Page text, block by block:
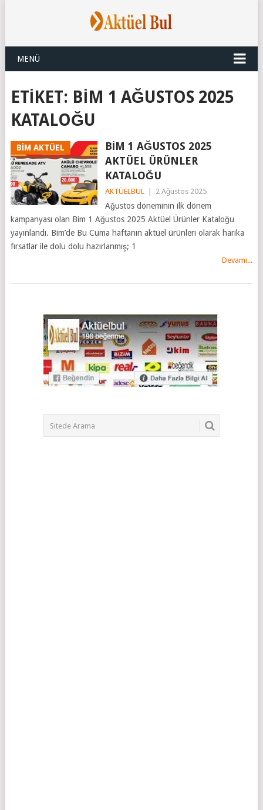
MENÜ
ETIKET: BIM 1 AĞUSTOS 2025
KATALOĞU
BİM AKTÜEL
BİM 1 AĞUSTOS 2025
AKTÜEL ÜRÜNLER
KATALOĞU
AKTÜELBUL 2 Ağustos 2025
Ağustos döneminin ilk dönem
kampanyası olan Bim 1 Ağustos 2025 Aktüel Ürünler Kataloğu
yayınlandı. Bim’de Bu Cuma haftanın aktüel ürünleri olarak harika
fırsatlar ile dolu dolu hazırlanmış; 1
Devamı...
NAVIGATION